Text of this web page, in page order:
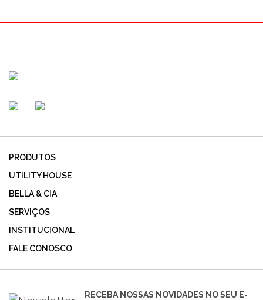
PRODUTOS
UTILITY HOUSE
BELLA & CIA
SERVIÇOS
INSTITUCIONAL
FALE CONOSCO
RECEBA NOSSAS NOVIDADES NO SEU E-